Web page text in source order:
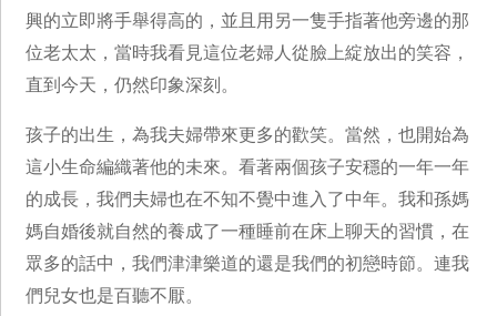
興的立即將手舉得高的，並且用另一隻手指著他旁邊的那
位老太太，當時我看見這位老婦人從臉上綻放出的笑容，
直到今天，仍然印象深刻。
孩子的出生，為我夫婦帶來更多的歡笑。當然，也開始為
這小生命編織著他的未來。看著兩個孩子安穩的一年一年
的成長，我們夫婦也在不知不覺中進入了中年。我和孫媽
媽自婚後就自然的養成了一種睡前在床上聊天的習慣，在
眾多的話中，我們津津樂道的還是我們的初戀時節。連我
們兒女也是百聽不厭。